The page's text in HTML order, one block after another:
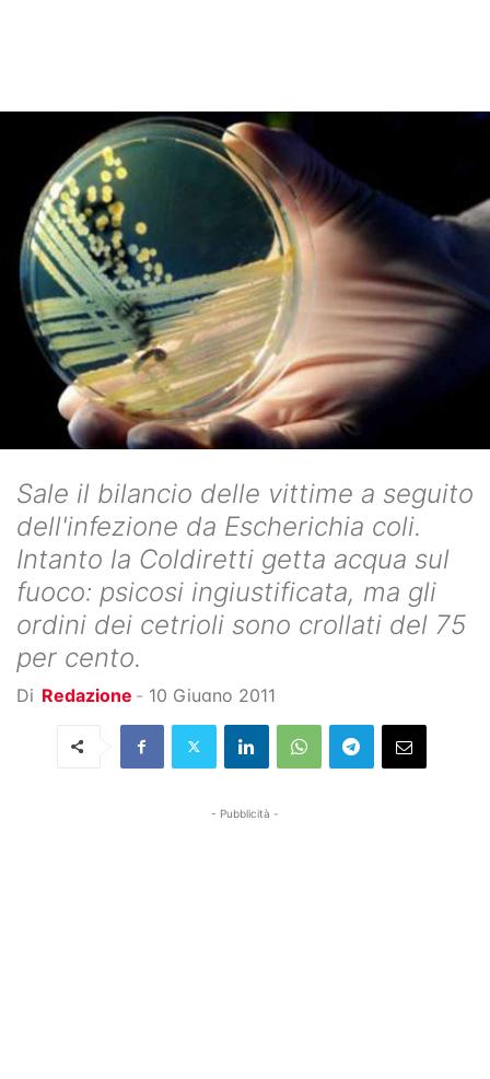
Sale il bilancio delle vittime a seguito
dell'infezione da Escherichia coli.
Intanto la Coldiretti getta acqua sul
fuoco: psicosi ingiustificata, ma gli
ordini dei cetrioli sono crollati del 75
per cento.
Di Redazione - 10 Giugno 2011
- Pubblicità -